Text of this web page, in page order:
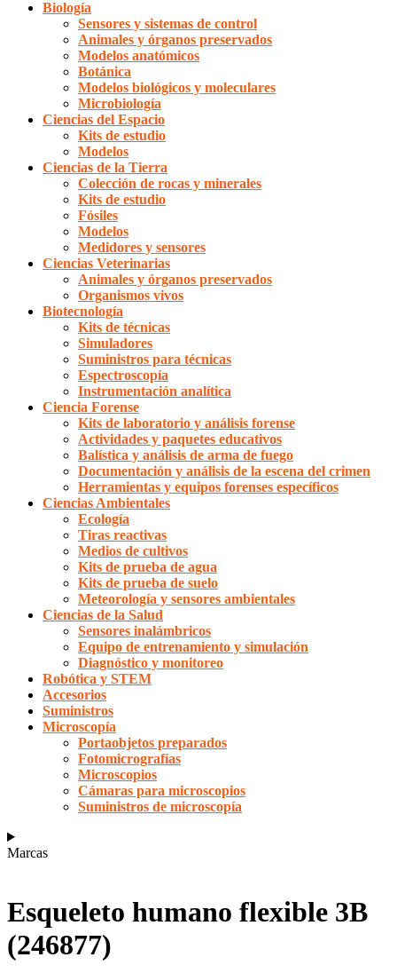
Biología
Sensores y sistemas de control
Animales y órganos preservados
Modelos anatómicos
Botánica
Modelos biológicos y moleculares
Microbiología
Ciencias del Espacio
Kits de estudio
Modelos
Ciencias de la Tierra
Colección de rocas y minerales
Kits de estudio
Fósiles
Modelos
Medidores y sensores
Ciencias Veterinarias
Animales y órganos preservados
Organismos vivos
Biotecnología
Kits de técnicas
Simuladores
Suministros para técnicas
Espectroscopía
Instrumentación analítica
Ciencia Forense
Kits de laboratorio y análisis forense
Actividades y paquetes educativos
Balística y análisis de arma de fuego
Documentación y análisis de la escena del crimen
Herramientas y equipos forenses específicos
Ciencias Ambientales
Ecología
Tiras reactivas
Medios de cultivos
Kits de prueba de agua
Kits de prueba de suelo
Meteorología y sensores ambientales
Ciencias de la Salud
Sensores inalámbricos
Equipo de entrenamiento y simulación
Diagnóstico y monitoreo
Robótica y STEM
Accesorios
Suministros
Microscopía
Portaobjetos preparados
Fotomicrografías
Microscopios
Cámaras para microscopios
Suministros de microscopía
Marcas
Esqueleto humano flexible 3B
(246877)